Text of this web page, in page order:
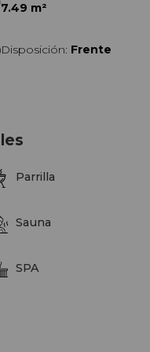
7.49 m²
Disposición: Frente
Parrilla
Sauna
SPA